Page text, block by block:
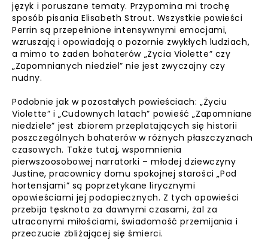
język i poruszane tematy. Przypomina mi trochę
sposób pisania Elisabeth Strout. Wszystkie powieści
Perrin są przepełnione intensywnymi emocjami,
wzruszają i opowiadają o pozornie zwykłych ludziach,
a mimo to żaden bohaterów „Życia Violette” czy
„Zapomnianych niedziel” nie jest zwyczajny czy
nudny.
Podobnie jak w pozostałych powieściach: „Życiu
Violette” i „Cudownych latach” powieść „Zapomniane
niedziele” jest zbiorem przeplatających się historii
poszczególnych bohaterów w różnych płaszczyznach
czasowych. Także tutaj, wspomnienia
pierwszoosobowej narratorki – młodej dziewczyny
Justine, pracownicy domu spokojnej starości „Pod
hortensjami” są poprzetykane lirycznymi
opowieściami jej podopiecznych. Z tych opowieści
przebija tęsknota za dawnymi czasami, żal za
utraconymi miłościami, świadomość przemijania i
przeczucie zbliżającej się śmierci.